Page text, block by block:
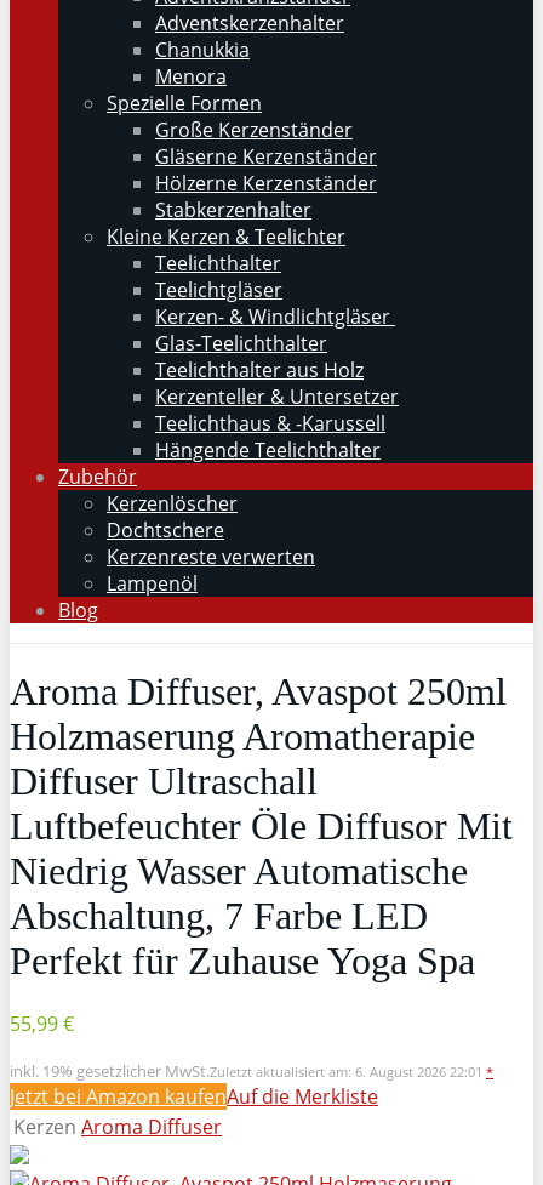
Adventskerzenhalter
Chanukkia
Menora
Spezielle Formen
Große Kerzenständer
Gläserne Kerzenständer
Hölzerne Kerzenständer
Stabkerzenhalter
Kleine Kerzen & Teelichter
Teelichthalter
Teelichtgläser
Kerzen- & Windlichtgläser
Glas-Teelichthalter
Teelichthalter aus Holz
Kerzenteller & Untersetzer
Teelichthaus & -Karussell
Hängende Teelichthalter
Zubehör
Kerzenlöscher
Dochtschere
Kerzenreste verwerten
Lampenöl
Blog
Aroma Diffuser, Avaspot 250ml
Holzmaserung Aromatherapie
Diffuser Ultraschall
Luftbefeuchter Öle Diffusor Mit
Niedrig Wasser Automatische
Abschaltung, 7 Farbe LED
Perfekt für Zuhause Yoga Spa
55,99 €
inkl. 19% gesetzlicher MwSt.Zuletzt aktualisiert am: 6. August 2026 22:01 *
Jetzt bei Amazon kaufenAuf die Merkliste
Kerzen Aroma Diffuser